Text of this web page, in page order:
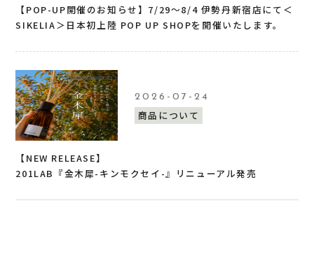
【POP-UP開催のお知らせ】7/29〜8/4 伊勢丹新宿店にて＜
SIKELIA＞日本初上陸 POP UP SHOPを開催いたします。
2026-07-24
商品について
【NEW RELEASE】
201LAB『金木犀-キンモクセイ-』リニューアル発売